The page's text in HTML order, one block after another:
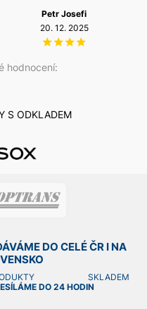
hodnocení:
Petr Josefi
20. 12. 2025
S ODKLADEM
DO CELÉ ČR I NA
SKLADEM
DO 24 HODIN